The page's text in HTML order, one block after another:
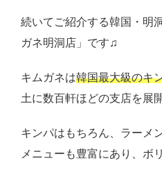
続いてご紹介する韓国・明
ガネ明洞店」です♫
キムガネは韓国最大級のキ
土に数百軒ほどの支店を展
キンパはもちろん、ラーメ
メニューも豊富にあり、ボ